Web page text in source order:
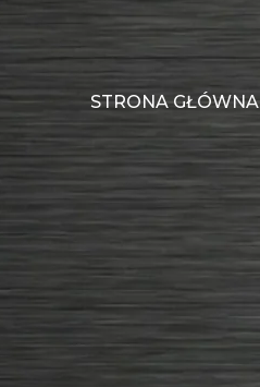
STRONA GŁÓWNA